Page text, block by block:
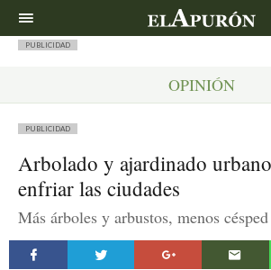
PUBLICIDAD
OPINIÓN
PUBLICIDAD
Arbolado y ajardinado
enfriar las ciudades
Más árboles y arbustos, menos